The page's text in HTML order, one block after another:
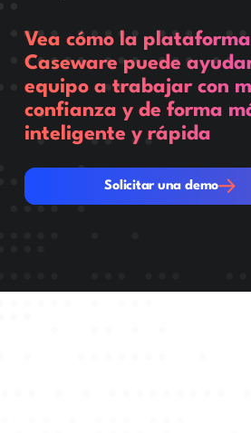
Vea cómo la
Caseware puede
equipo a trabajar con
confianza y de forma
inteligente y rápida
Solicitar una demo
Solicitar una demo